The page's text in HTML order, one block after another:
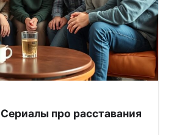
про расставания